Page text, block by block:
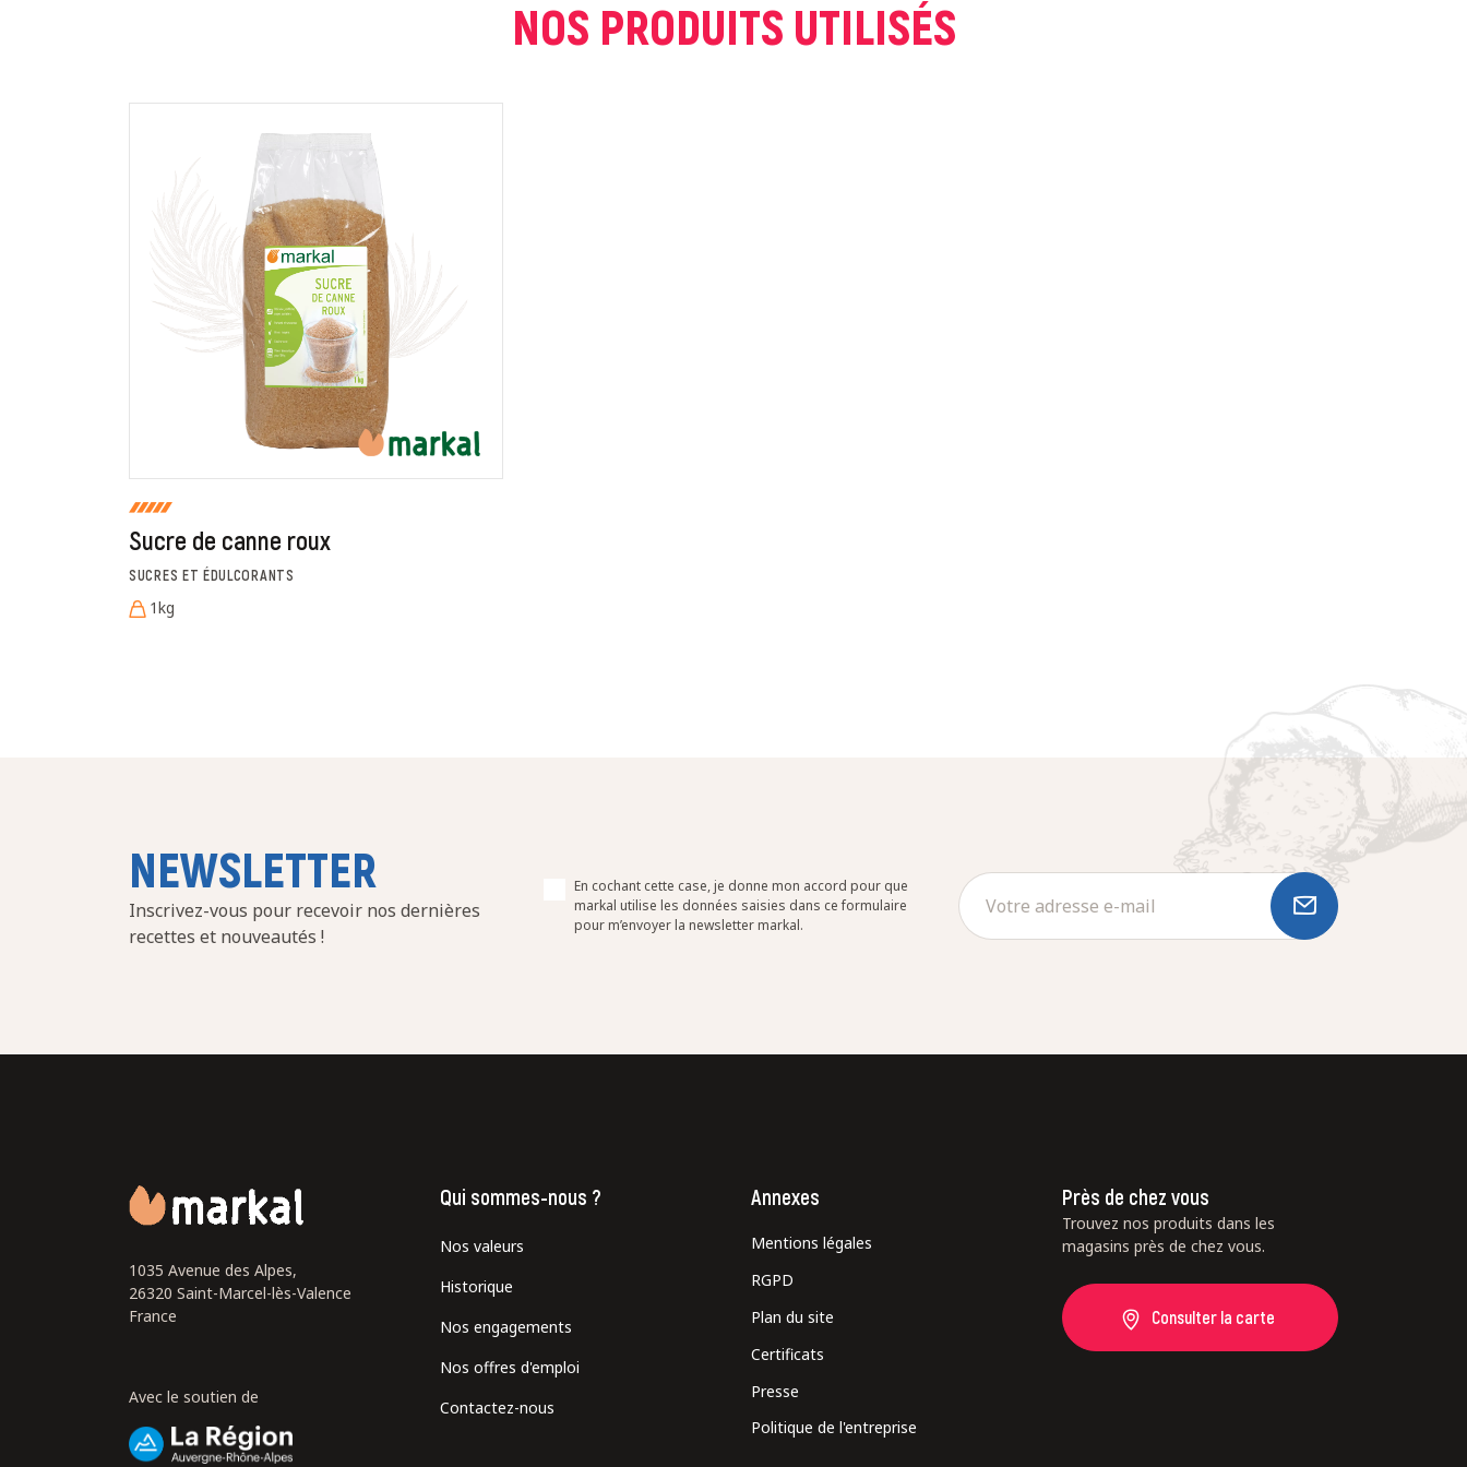
En cochant cette case, je donne mon accord pour que markal utilise les données saisies dans ce formulaire pour traiter et afficher le nom saisi, la note et le
commentaire de manière publique sur cette page. Pour plus d'informations sur le traitement de ces données, consulter la page des mentions légales. *
NOS PRODUITS UTILISÉS
Sucre de canne roux
SUCRES ET ÉDULCORANTS
1kg
NEWSLETTER
Inscrivez-vous pour recevoir nos dernières
recettes et nouveautés !
En cochant cette case, je donne mon accord pour que
markal utilise les données saisies dans ce formulaire
pour m’envoyer la newsletter markal.
1035 Avenue des Alpes,
26320 Saint-Marcel-lès-Valence
France
Avec le soutien de
Qui sommes-nous ?
Nos valeurs
Historique
Nos engagements
Nos offres d'emploi
Contactez-nous
Annexes
Mentions légales
RGPD
Plan du site
Certificats
Presse
Politique de l'entreprise
Près de chez vous
Trouvez nos produits dans les
magasins près de chez vous.
Consulter la carte